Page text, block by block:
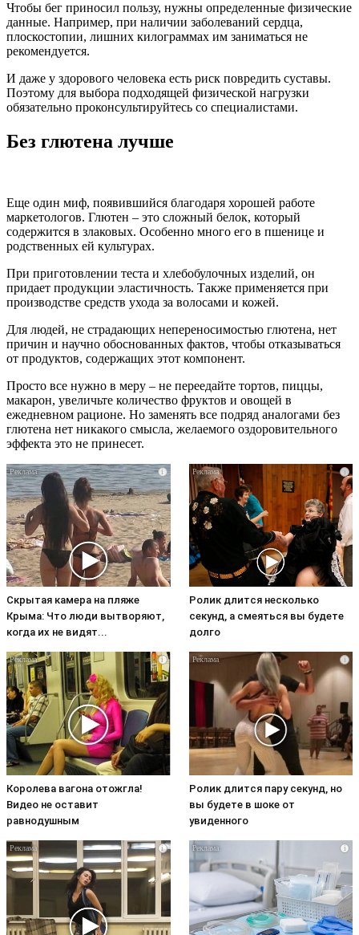
Чтобы бег приносил пользу, нужны определенные физические
данные. Например, при наличии заболеваний сердца,
плоскостопии, лишних килограммах им заниматься не
рекомендуется.
И даже у здорового человека есть риск повредить суставы.
Поэтому для выбора подходящей физической нагрузки
обязательно проконсультируйтесь со специалистами.
Без глютена лучше
Еще один миф, появившийся благодаря хорошей работе
маркетологов. Глютен – это сложный белок, который
содержится в злаковых. Особенно много его в пшенице и
родственных ей культурах.
При приготовлении теста и хлебобулочных изделий, он
придает продукции эластичность. Также применяется при
производстве средств ухода за волосами и кожей.
Для людей, не страдающих непереносимостью глютена, нет
причин и научно обоснованных фактов, чтобы отказываться
от продуктов, содержащих этот компонент.
Просто все нужно в меру – не переедайте тортов, пиццы,
макарон, увеличьте количество фруктов и овощей в
ежедневном рационе. Но заменять все подряд аналогами без
глютена нет никакого смысла, желаемого оздоровительного
эффекта это не принесет.
i
Скрытая камера на пляже
Крыма: Что люди вытворяют,
когда их не видят...
i
Ролик длится несколько
секунд, а смеяться вы будете
долго
i
Королева вагона отожгла!
Видео не оставит
равнодушным
i
Ролик длится пару секунд, но
вы будете в шоке от
увиденного
i i